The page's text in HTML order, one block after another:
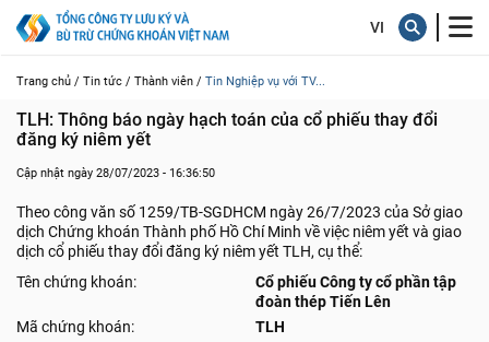
Trang chủ / Tin tức / Thành viên / Tin Nghiệp vụ với TV...
TLH: Thông báo ngày hạch toán của cổ phiếu thay đổi
đăng ký niêm yết
Cập nhật ngày 28/07/2023 - 16:36:50
Theo công văn số 1259/TB-SGDHCM ngày 26/7/2023 của Sở giao
dịch Chứng khoán Thành phố Hồ Chí Minh về việc niêm yết và giao
dịch cổ phiếu thay đổi đăng ký niêm yết TLH, cụ thể:
Tên chứng khoán:
Cổ phiếu Công ty cổ phần tập
đoàn thép Tiến Lên
Mã chứng khoán:
TLH